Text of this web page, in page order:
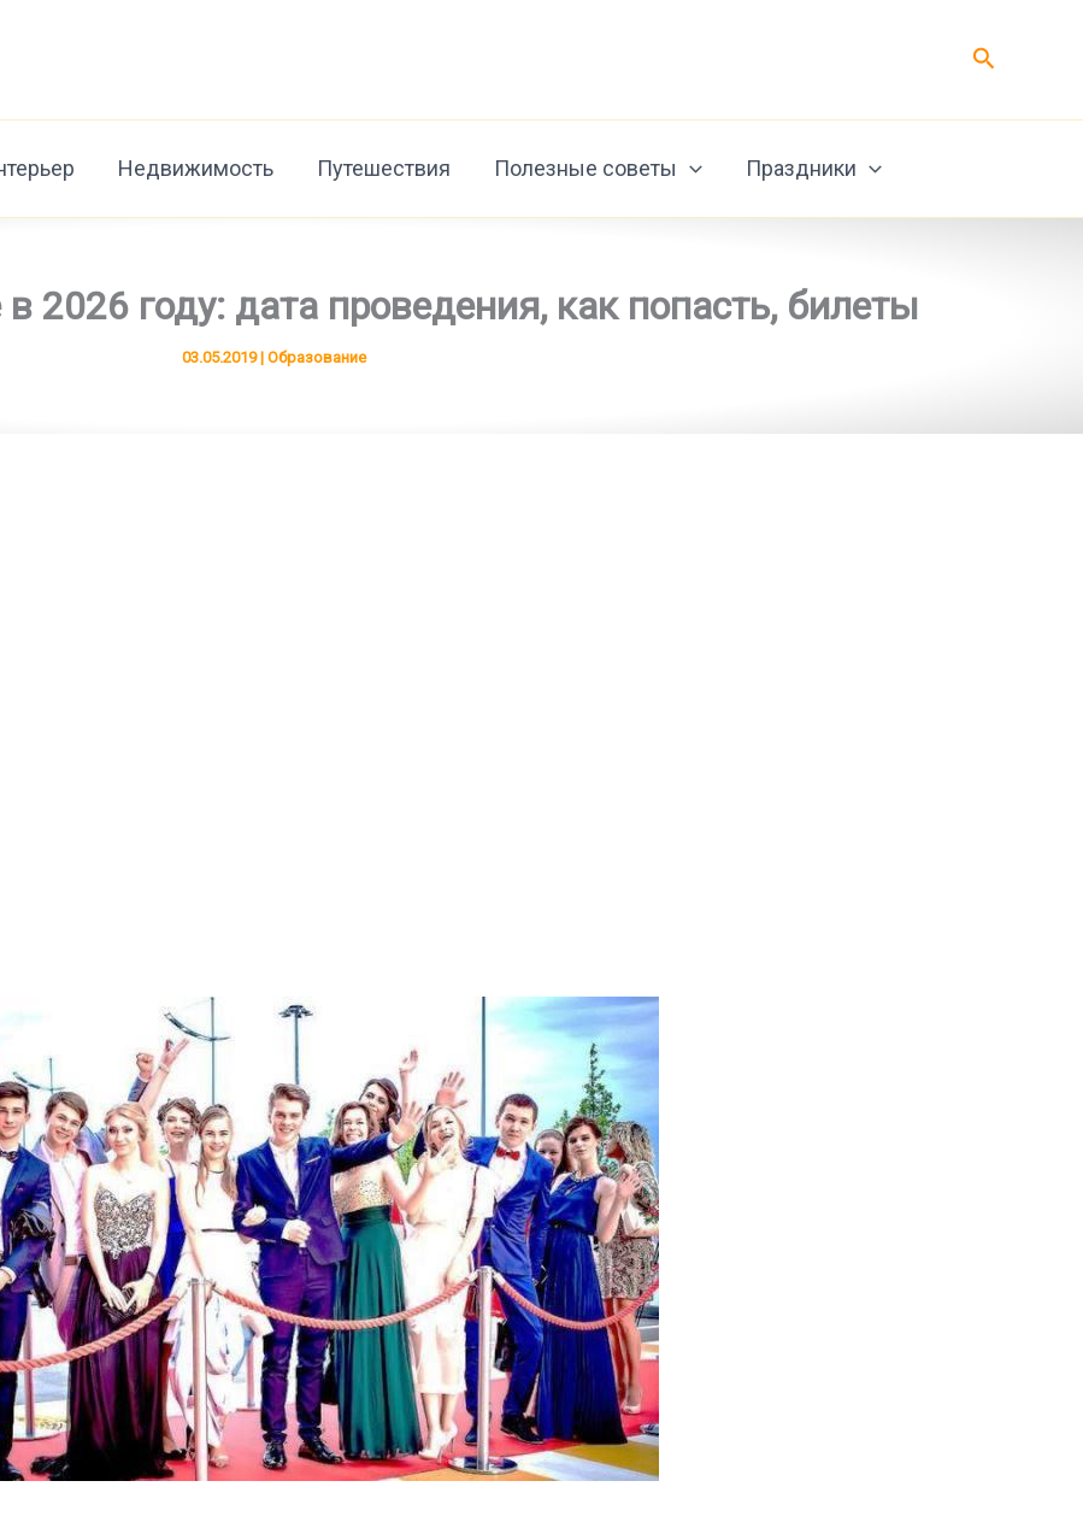
Поиск
Недвижимость Путешествия Полезные советы Праздники
2026 году: дата проведения, как попасть, билеты
03.05.2019| Образование